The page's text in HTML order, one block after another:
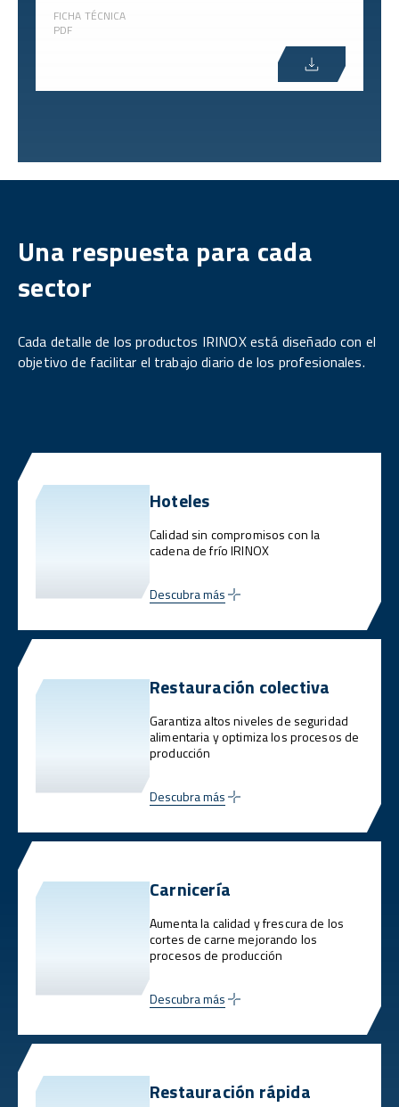
FICHA TÉCNICA
PDF
Una respuesta para cada
sector
Cada detalle de los productos IRINOX está diseñado con el
objetivo de facilitar el trabajo diario de los profesionales.
Hoteles
Calidad sin compromisos con la
cadena de frío IRINOX
Descubra más
Restauración colectiva
Garantiza altos niveles de seguridad
alimentaria y optimiza los procesos de
producción
Descubra más
Carnicería
Aumenta la calidad y frescura de los
cortes de carne mejorando los
procesos de producción
Descubra más
Restauración rápida